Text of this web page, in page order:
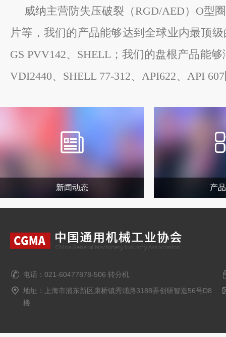
威纳主营防失压破裂（RGD/AED）O型
片等，我们的产品能够达到全球业内最顶
GS PVV142、SHELL；我们的盘根产品能
VDI2440、SHELL 77-312、API622、API
新闻动态 产
电话：021-60477878-506 转分机
地址：上海市浦东新区康桥镇秀浦路3188弄创研智造56号D8
楼